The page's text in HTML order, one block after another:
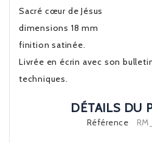
Sacré cœur de Jésus
dimensions 18 mm
finition satinée.
Livrée en écrin avec son
techniques.
DÉTAILS DU
Référence